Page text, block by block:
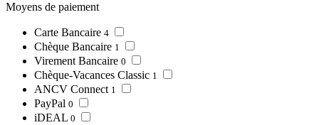
Moyens de paiement
Carte Bancaire 4
Chèque Bancaire 1
Virement Bancaire 0
Chèque-Vacances Classic 1
ANCV Connect 1
PayPal 0
iDEAL 0